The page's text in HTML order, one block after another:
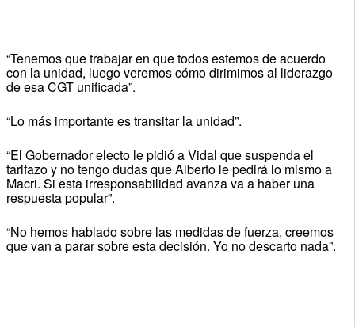
“Tenemos que trabajar en que todos estemos de acuerdo
con la unidad, luego veremos cómo dirimimos al liderazgo
de esa CGT unificada”.
“Lo más importante es transitar la unidad”.
“El Gobernador electo le pidió a Vidal que suspenda el
tarifazo y no tengo dudas que Alberto le pedirá lo mismo a
Macri. Si esta irresponsabilidad avanza va a haber una
respuesta popular”.
“No hemos hablado sobre las medidas de fuerza, creemos
que van a parar sobre esta decisión. Yo no descarto nada”.